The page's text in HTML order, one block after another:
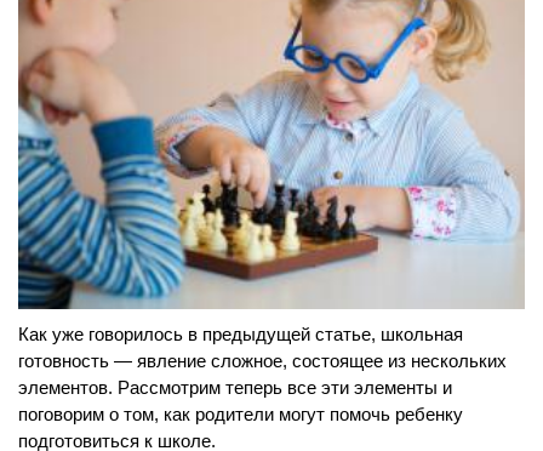
Как уже говорилось в предыдущей статье, школьная
готовность — явление сложное, состоящее из нескольких
элементов. Рассмотрим теперь все эти элементы и
поговорим о том, как родители могут помочь ребенку
подготовиться к школе.